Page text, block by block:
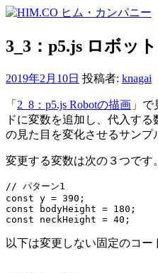
コ
テ
ン
へ
ス
キ
ッ
3_3：p5.js ロボッ
2019年2月10日 投稿者: knagai
「 2_8：p5.js Robotの描画 」
ドに変数を追加し、代入す
の見た目を変化させるサンプ
変更する変数は次の３つです。
// パターン1
const y = 390;
const bodyHeight = 180;
const neckHeight = 40;
以下は変更しない固定のコー